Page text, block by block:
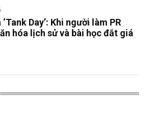
Day’: Khi người làm PR
hóa lịch sử và bài học đắt giá